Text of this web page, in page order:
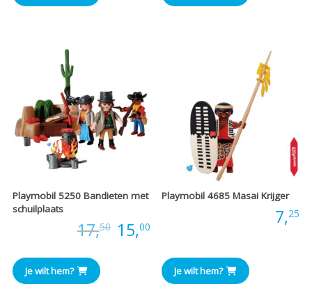
Playmobil 5250 Bandieten met
schuilplaats
17,50 Oorspronkelijke
15,00Huidige
prijs
is:
Je wilt hem?
Playmobil 4685 Masai Krijger
7,25
Je wilt hem?